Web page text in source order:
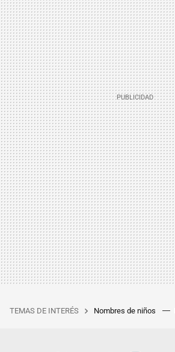
TEMAS DE INTERÉS Nombres de niños